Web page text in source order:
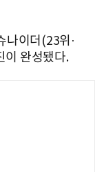
나이더(23위·
이 완성됐다.